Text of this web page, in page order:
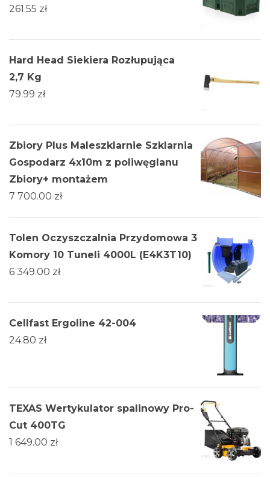
261.55 zł
Hard Head Siekiera Rozłupująca
2,7 Kg
79.99 zł
Zbiory Plus Maleszklarnie Szklarnia
Gospodarz 4x10m z poliwęglanu
Zbiory+ montażem
7 700.00 zł
Tolen Oczyszczalnia Przydomowa 3
Komory 10 Tuneli 4000L (E4K3T10)
6 349.00 zł
Cellfast Ergoline 42-004
24.80 zł
TEXAS Wertykulator spalinowy Pro-
Cut 400TG
1 649.00 zł